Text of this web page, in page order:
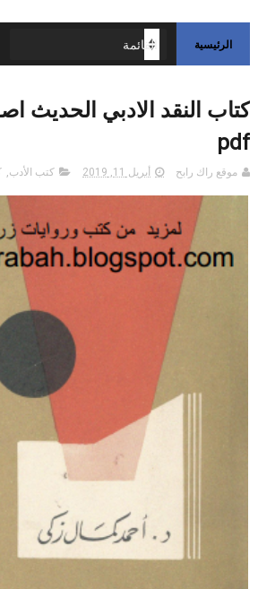
الرئيسية
كتاب النقد الادبي الحديث
pdf
موقع راك رابح أبريل 11, 2019 كتب الأدب,